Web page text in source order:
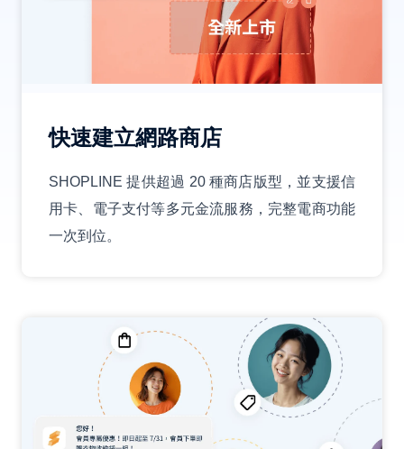
快速建立網路商店
SHOPLINE 提供超過 20 種商店版型，並支援信
用卡、電子支付等多元金流服務，完整電商功能
一次到位。